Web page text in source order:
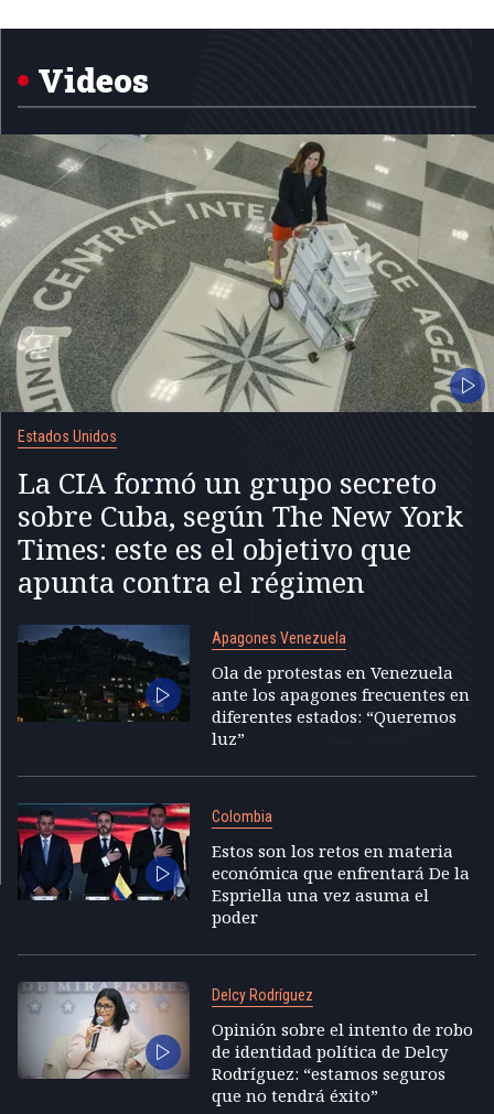
Videos
Estados Unidos
La CIA formó un grupo secreto
sobre Cuba, según The New York
Times: este es el objetivo que
apunta contra el régimen
Apagones Venezuela
Ola de protestas en Venezuela
ante los apagones frecuentes en
diferentes estados: “Queremos
luz”
Colombia
Estos son los retos en materia
económica que enfrentará De la
Espriella una vez asuma el
poder
Delcy Rodríguez
Opinión sobre el intento de robo
de identidad política de Delcy
Rodríguez: “estamos seguros
que no tendrá éxito”